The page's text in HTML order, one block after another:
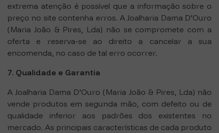
extrema atenção é possível que a informação sobre o
preço no site contenha erros. A Joalharia Dama D’Ouro
(Maria João & Pires, Lda) não se compromete com a
oferta e reserva-se ao direito a cancelar a sua
encomenda, no caso de tal erro ocorrer.
7. Qualidade e Garantia
A Joalharia Dama D’Ouro (Maria João & Pires, Lda) não
vende produtos em segunda mão, com defeito ou de
qualidade inferior aos padrões dos existentes no
mercado. As principais características de cada produto